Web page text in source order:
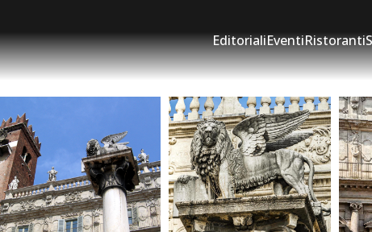
EditorialiEventiRistoranti